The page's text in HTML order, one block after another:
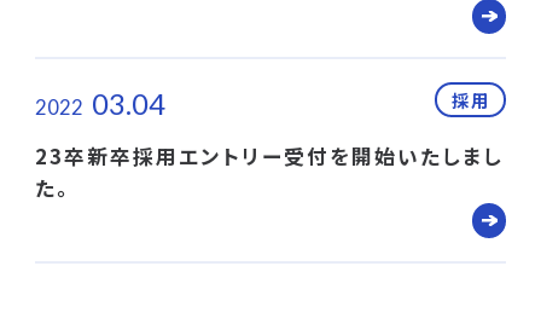
2022 03.04 採用
23卒新卒採用エントリー受付を開始いたしまし
た。